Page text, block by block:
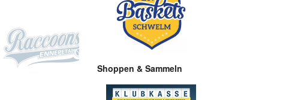
Shoppen & Sammeln